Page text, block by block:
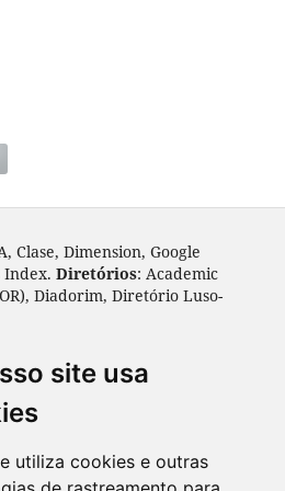
site usa
utiliza cookies e outras
Clase, Dimension, Google
Index. Diretórios: Academic
Diadorim, Diretório Luso-
4 free, ROAD, Socol@ar.
: Cite Factor, OAJI.
: A1